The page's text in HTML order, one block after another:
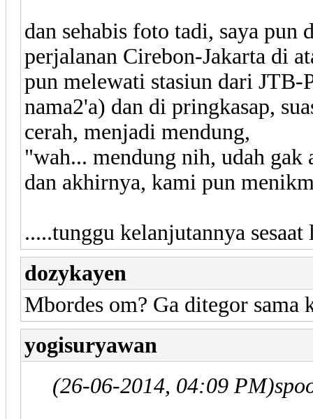
dan sehabis foto tadi, saya
perjalanan Cirebon-Jakarta di
pun melewati stasiun dari
nama2'a) dan di pringkasap,
cerah, menjadi mendung,
"wah... mendung nih, udah gak
dan akhirnya, kami pun
.....tunggu kelanjutannya sesaat
dozykayen
Mbordes om? Ga ditegor sama
yogisuryawan
(26-06-2014, 04:09 PM)